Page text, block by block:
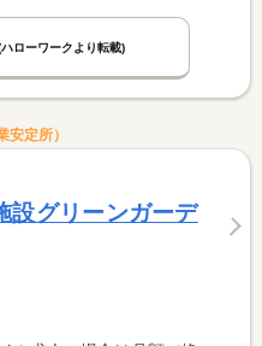
ハローワークより転載)
定所）
設グリーンガーデ